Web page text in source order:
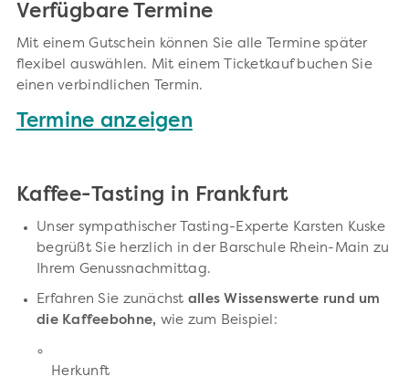
Verfügbare Termine
Mit einem Gutschein können Sie alle Termine später
flexibel auswählen. Mit einem Ticketkauf buchen Sie
einen verbindlichen Termin.
Termine anzeigen
Kaffee-Tasting in Frankfurt
Unser sympathischer Tasting-Experte Karsten Kuske
begrüßt Sie herzlich in der Barschule Rhein-Main zu
Ihrem Genussnachmittag.
Erfahren Sie zunächst alles Wissenswerte rund um
die Kaffeebohne, wie zum Beispiel:
Herkunft